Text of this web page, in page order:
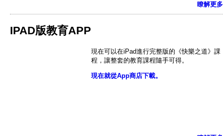
瞭解更
IPAD版教育APP
現在可以在iPad進行完整版的《快樂之道》課
程，讓整套的教育課程隨手可得。
現在就從App商店下載。